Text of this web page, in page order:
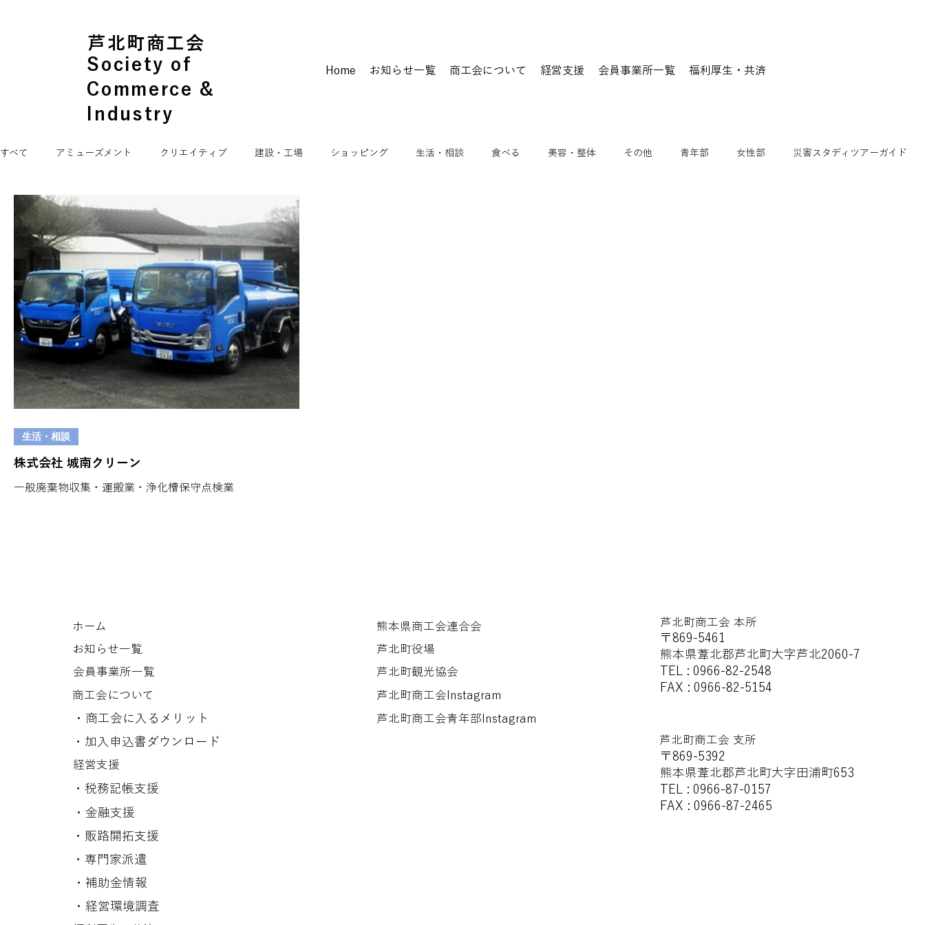
芦北町商工会
Society of
Commerce &
Industry
Home お知らせ一覧 商工会について 経営支援 会員事業所一覧 福利厚生・共済
すべて アミューズメント クリエイティブ 建設・工場 ショッピング 生活・相談 食べる 美容・整体 その他 青年部 女性部 災害スタディツアーガイド
株式会社 城南クリーン
一般廃棄物収集・運搬業・浄化槽保守点検業
生活・相談
ホーム
お知らせ一覧
会員事業所一覧
商工会について
​・商工会に入るメリット
​・ 加入申込書ダウンロード
経営支援
​・税務記帳支援
​・金融支援
​・販路開拓支援
​・専門家派遣
​・補助金情報
​・経営環境調査
熊本県商工会連合会
芦北町役場
芦北町観光協会
芦北町商工会Instagram
芦北町商工会​青年部Instagram
芦北町商工会 本所
〒869-5461
熊本県葦北郡芦北町大字芦北2060-7
TEL : 0966-82-2548
FAX : 0966-82-5154
芦北町商工会 支所
〒869-5392
熊本県葦北郡芦北町大字田浦町653
TEL : 0966-87-0157
FAX : 0966-87-2465